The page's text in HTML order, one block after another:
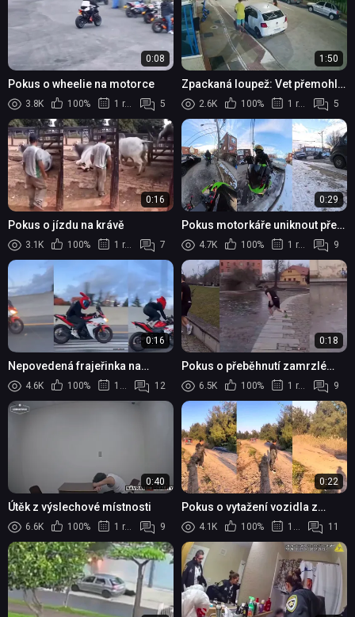
0:08
Pokus o wheelie na motorce
3.8K 100% 1 rok 5
1:50
Zpackaná loupež: Vet přemohl
lupiče s falešnou zbraní
2.6K 100% 1 rok 5
0:16
Pokus o jízdu na krávě
3.1K 100% 1 rok 7
0:29
Pokus motorkáře uniknout před
policisty
4.7K 100% 1 rok 9
0:16
Nepovedená frajeřinka na
motorce
4.6K 100% 1 rok 12
0:18
Pokus o přeběhnutí zamrzlé
řeky v Plzni
6.5K 100% 1 rok 9
0:40
Útěk z výslechové místnosti
6.6K 100% 1 rok 9
0:22
Pokus o vytažení vozidla z
příkopu
4.1K 100% 1 rok 11